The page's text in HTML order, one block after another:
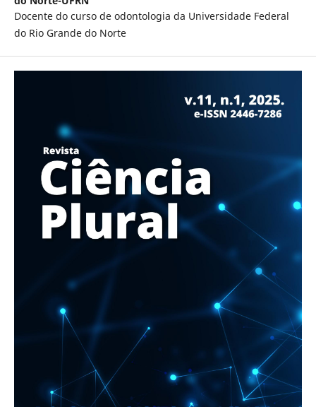
Docente do curso de odontologia da Universidade Federal
do Rio Grande do Norte